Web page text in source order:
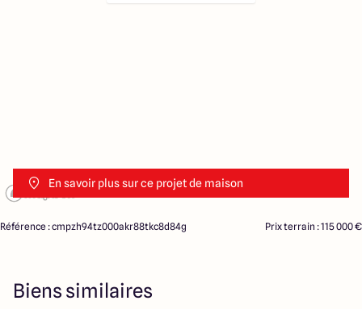
En savoir plus sur ce projet de maison
Référence : cmpzh94tz000akr88tkc8d84g Prix terrain : 115 000 €
Biens similaires